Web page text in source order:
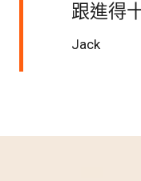
跟進得
Jack